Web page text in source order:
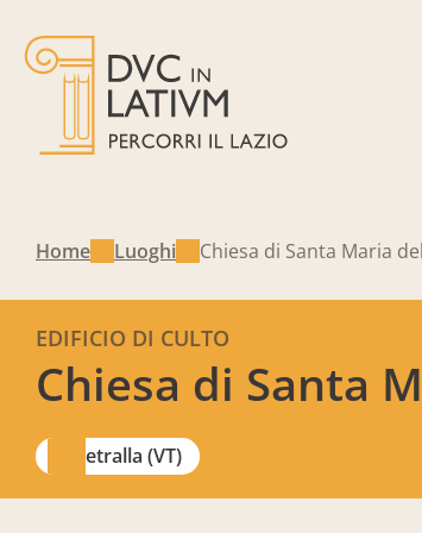
Home Luoghi Chiesa di Santa Maria
Chiesa di Santa
EDIFICIO DI CULTO
Vetralla (VT)